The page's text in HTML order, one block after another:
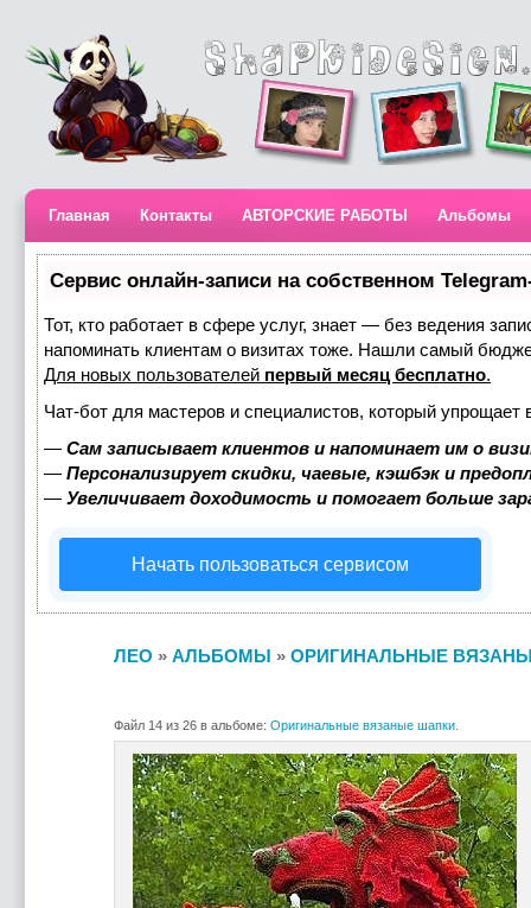
Главная Контакты АВТОРСКИЕ РАБОТЫ Альбомы
Сервис онлайн-записи на собственном
Тот, кто работает в сфере услуг, знает — без ведения
напоминать клиентам о визитах тоже. Нашли самый
Для новых пользователей первый месяц бесплатно.
Чат-бот для мастеров и специалистов, который упрощает
— Сам записывает клиентов и напоминает им о
— Персонализирует скидки, чаевые, кэшбэк и
— Увеличивает доходимость и помогает больше
Начать пользоваться сервисом
ЛЕО » АЛЬБОМЫ » ОРИГИНАЛЬНЫЕ
Файл 14 из 26 в альбоме: Оригинальные вязаные шапки.